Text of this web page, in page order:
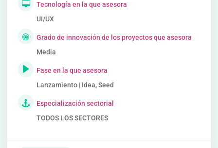
Tecnología en la que asesora
UI/UX
Grado de innovación de los proyectos que asesora
Media
Fase en la que asesora
Lanzamiento | Idea, Seed
Especialización sectorial
TODOS LOS SECTORES